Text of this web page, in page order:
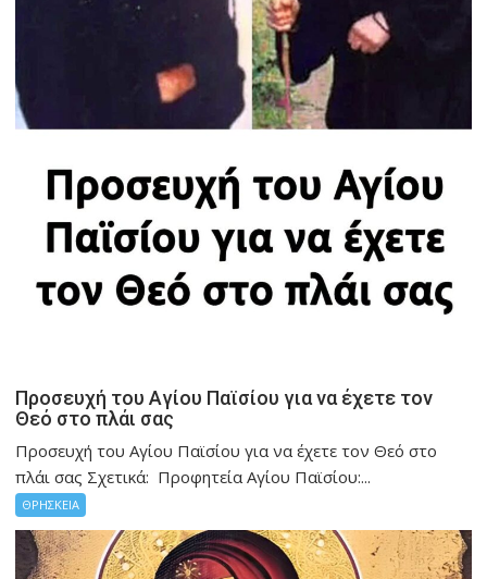
Προσευχή του Αγίου Παϊσίου για να έχετε τον
Θεό στο πλάι σας
Προσευχή του Αγίου Παϊσίου για να έχετε τον Θεό στο
πλάι σας Σχετικά: Προφητεία Αγίου Παϊσίου:...
ΘΡΗΣΚΕΙΑ